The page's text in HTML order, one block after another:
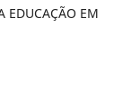
EDUCAÇÃO EM